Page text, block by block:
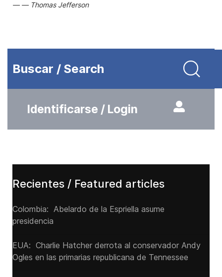
Thomas Jefferson
Buscar / Search
Identificarse / Login
Recientes / Featured articles
Colombia: Abelardo de la Espriella asume
presidencia
EUA: Charlie Hatcher derrota al conservador Andy
Ogles en las primarias republicana de Tennessee